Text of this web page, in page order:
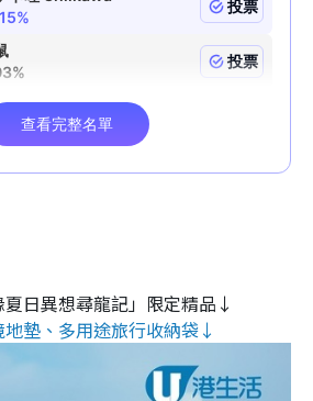
日異想尋龍記」限定精品↓
墊、多用途旅行收納袋↓